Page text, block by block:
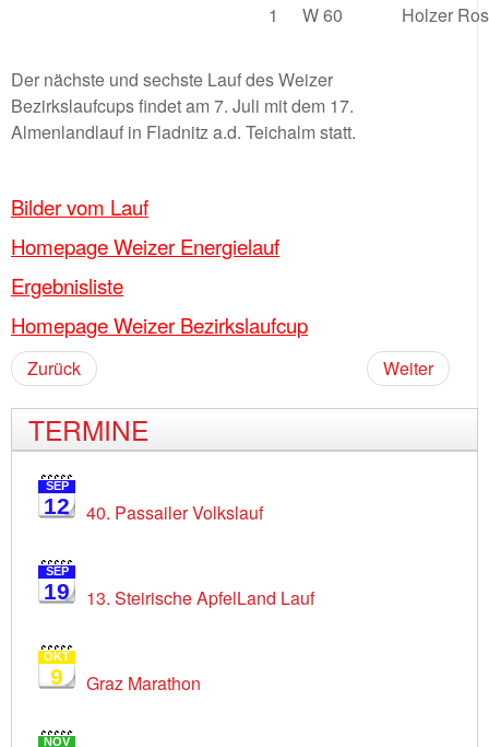
1
W 60 Holzer
Der nächste und sechste Lauf des Weizer
Bezirkslaufcups findet am 7. Juli mit dem 17.
Almenlandlauf in Fladnitz a.d. Teichalm statt.
Bilder vom Lauf
Homepage Weizer Energielauf
Ergebnisliste
Homepage Weizer Bezirkslaufcup
Zurück Weiter
TERMINE
SEP
12 40. Passailer Volkslauf
SEP
19 13. Steirische ApfelLand Lauf
OKT
9 Graz Marathon
NOV